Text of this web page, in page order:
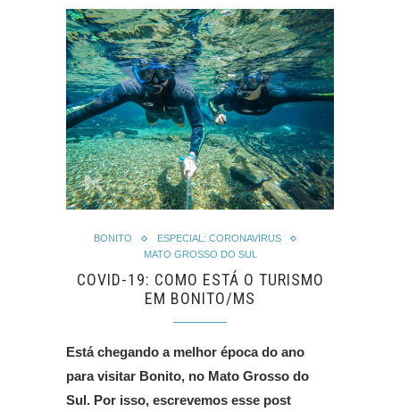
BONITO
ESPECIAL: CORONAVÍRUS
MATO GROSSO DO SUL
COVID-19: COMO ESTÁ O TURISMO
EM BONITO/MS
Está chegando a melhor época do ano
para visitar Bonito, no Mato Grosso do
Sul. Por isso, escrevemos esse post